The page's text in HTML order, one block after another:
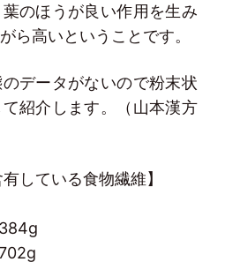
のほうが良い作用を生み
ら高いということです。
データがないので粉末状
紹介します。（山本漢方
している食物繊維】